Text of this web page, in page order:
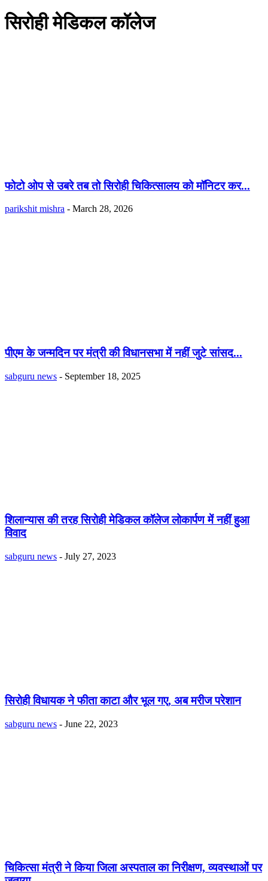
सिरोही मेडिकल कॉलेज
फोटो ओप से उबरे तब तो सिरोही चिकित्सालय को मॉनिटर कर...
parikshit mishra - March 28, 2026
पीएम के जन्मदिन पर मंत्री की विधानसभा में नहीं जुटे सांसद...
sabguru news - September 18, 2025
शिलान्यास की तरह सिरोही मेडिकल कॉलेज लोकार्पण में नहीं हुआ
विवाद
sabguru news - July 27, 2023
सिरोही विधायक ने फीता काटा और भूल गए, अब मरीज परेशान
sabguru news - June 22, 2023
चिकित्सा मंत्री ने किया जिला अस्पताल का निरीक्षण, व्यवस्थाओं पर